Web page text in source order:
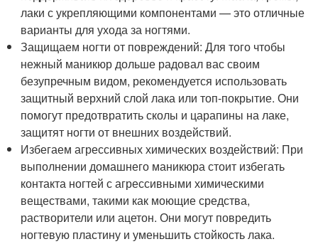
лаки с укрепляющими компонентами — это отличные
варианты для ухода за ногтями.
Защищаем ногти от повреждений: Для того чтобы
нежный маникюр дольше радовал вас своим
безупречным видом, рекомендуется использовать
защитный верхний слой лака или топ-покрытие. Они
помогут предотвратить сколы и царапины на лаке,
защитят ногти от внешних воздействий.
Избегаем агрессивных химических воздействий: При
выполнении домашнего маникюра стоит избегать
контакта ногтей с агрессивными химическими
веществами, такими как моющие средства,
растворители или ацетон. Они могут повредить
ногтевую пластину и уменьшить стойкость лака.